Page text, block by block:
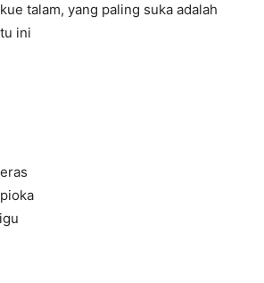
talam, yang paling suka adalah
ini